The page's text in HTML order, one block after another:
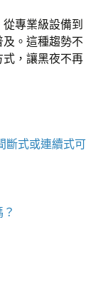
專業級設備到
。這種趨勢不
，讓黑夜不再
斷式或連續式可